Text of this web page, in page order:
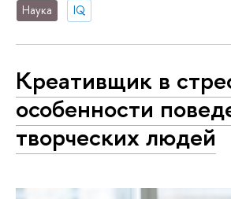
Наука IQ
Креативщик в
особенности
творческих людей